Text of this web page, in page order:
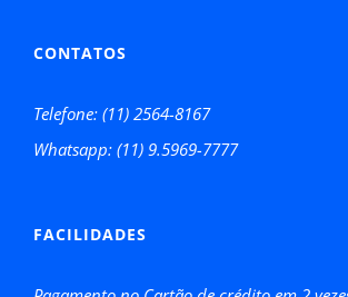
CONTATOS
Telefone: (11) 2564-8167
Whatsapp: (11) 9.5969-7777
FACILIDADES